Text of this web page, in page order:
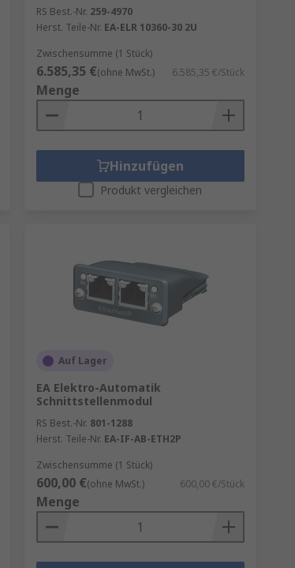
RS Best.-Nr. 259-4970
Herst. Teile-Nr. EA-ELR 10360-30 2U
Zwischensumme (1 Stück)
6.585,35 €(ohne MwSt.) 6.585,35 €/Stück
Menge
Hinzufügen
Produkt vergleichen
Auf Lager
EA Elektro-Automatik
Schnittstellenmodul
RS Best.-Nr. 801-1288
Herst. Teile-Nr. EA-IF-AB-ETH2P
Zwischensumme (1 Stück)
600,00 €(ohne MwSt.) 600,00 €/Stück
Menge